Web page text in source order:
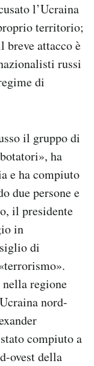
l’Ucraina
territorio;
breve attacco è
russi
di
il gruppo di
ha
e ha compiuto
due persone e
il presidente
in
di
nella regione
nord-
compiuto a
ovest della